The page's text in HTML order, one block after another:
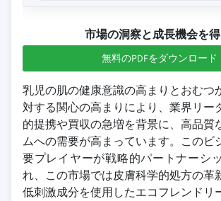
市場の洞察と成長機会を
無料のPDFをダウンロード
乳児の肌の健康意識の高まりとおむつ
対する関心の高まりにより、業界リー
的提携や買収の急増を背景に、高品質
ムへの需要が高まっています。このビ
要プレイヤーが戦略的パートナーシ
れ、この市場では皮膚科学的処方の革
低刺激成分を使用したエコフレンドリ